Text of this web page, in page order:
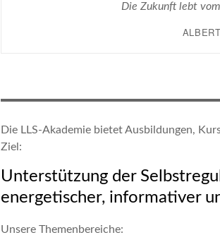
Die Zukunft lebt
Die LLS-Akademie bietet Ausbildungen,
Ziel:
Unterstützung der
energetischer, informativer
Unsere Themenbereiche: